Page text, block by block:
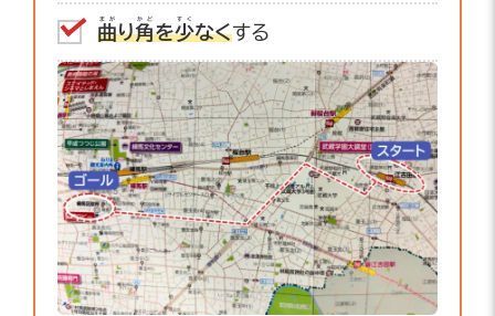
曲
まが
り角
かど
を少
すく
なくする